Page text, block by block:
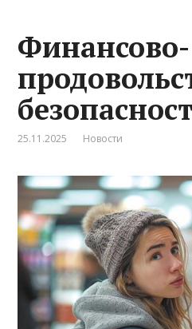
Финансово-
25.11.2025 Новости